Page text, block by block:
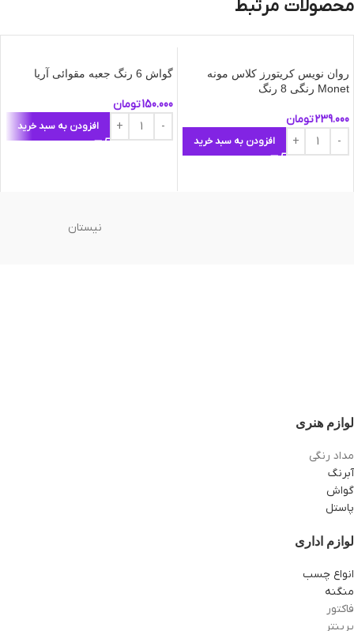
محصولات مرتبط
روان نویس کریتورز کلاس مونه
Monet رنگی 8 رنگ
239.000تومان
افزودن به سبد خرید
گواش 6 رنگ جعبه مقوائی آریا
150.000تومان
افزودن به سبد خرید
نیستان
لوازم هنری
مداد رنگی
آبرنگ
گواش
پاستل
لوازم اداری
انواع چسب
منگنه
فاکتور
پرینتر